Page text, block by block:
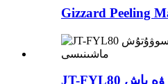
JT-FYL80 توخۇ پۇتى ۋە باش